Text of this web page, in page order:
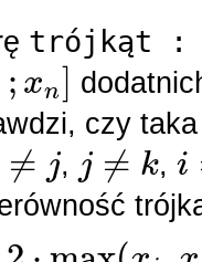
trójkąt :
; xn]
czy
≠ j, j ≠ k
≠k , i
i≠k